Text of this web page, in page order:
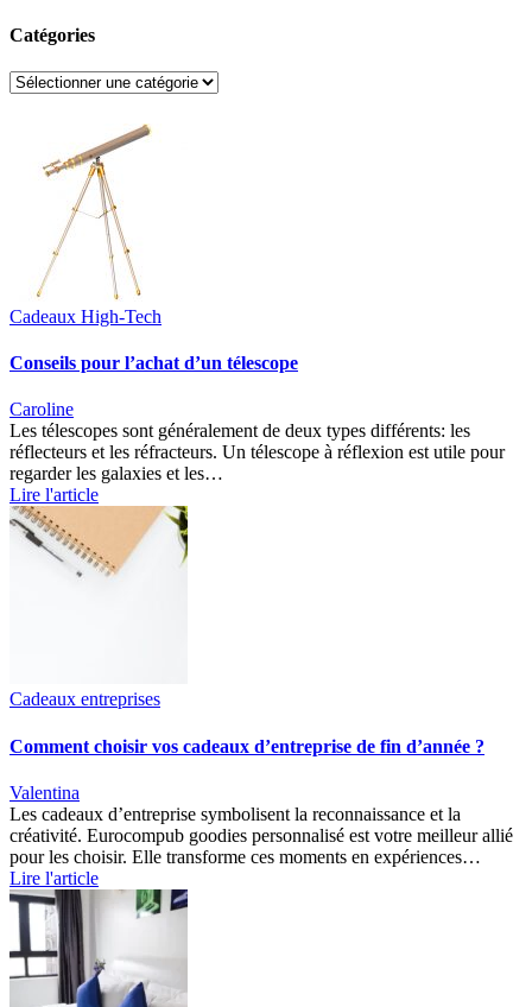
Catégories
Catégories
Cadeaux High-Tech
Conseils pour l’achat d’un télescope
Caroline
Les télescopes sont généralement de deux types différents: les
réflecteurs et les réfracteurs. Un télescope à réflexion est utile pour
regarder les galaxies et les…
Lire l'article
Cadeaux entreprises
Comment choisir vos cadeaux d’entreprise de fin d’année ?
Valentina
Les cadeaux d’entreprise symbolisent la reconnaissance et la
créativité. Eurocompub goodies personnalisé est votre meilleur allié
pour les choisir. Elle transforme ces moments en expériences…
Lire l'article